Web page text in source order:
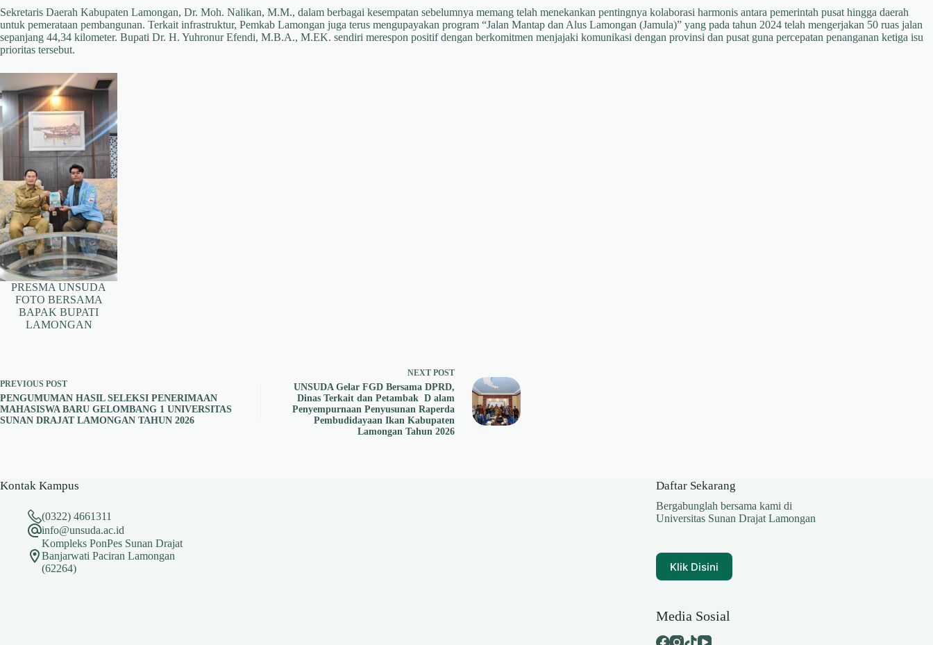
Sekretaris Daerah Kabupaten Lamongan, Dr. Moh. Nalikan, M.M., dalam berbagai kesempatan sebelumnya memang telah menekankan pentingnya kolaborasi harmonis antara pemerintah pusat hingga daerah
untuk pemerataan pembangunan. Terkait infrastruktur, Pemkab Lamongan juga terus mengupayakan program “Jalan Mantap dan Alus Lamongan (Jamula)” yang pada tahun 2024 telah mengerjakan 50 ruas jalan
sepanjang 44,34 kilometer. Bupati Dr. H. Yuhronur Efendi, M.B.A., M.EK. sendiri merespon positif dengan berkomitmen menjajaki komunikasi dengan provinsi dan pusat guna percepatan penanganan ketiga isu
prioritas tersebut.
PRESMA UNSUDA
FOTO BERSAMA
BAPAK BUPATI
LAMONGAN
PREVIOUS POST
PENGUMUMAN HASIL SELEKSI PENERIMAAN
MAHASISWA BARU GELOMBANG 1 UNIVERSITAS
SUNAN DRAJAT LAMONGAN TAHUN 2026
NEXT POST
UNSUDA Gelar FGD Bersama DPRD,
Dinas Terkait dan Petambak D alam
Penyempurnaan Penyusunan Raperda
Pembudidayaan Ikan Kabupaten
Lamongan Tahun 2026
Kontak Kampus
(0322) 4661311
info@unsuda.ac.id
Kompleks PonPes Sunan Drajat
Banjarwati Paciran Lamongan
(62264)
Daftar Sekarang
Bergabunglah bersama kami di
Universitas Sunan Drajat Lamongan
Klik Disini
Media Sosial